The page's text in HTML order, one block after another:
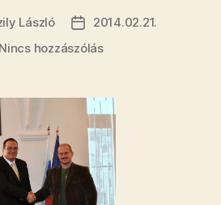
László
Bejegyzés
dátuma
2014.02.21.
Nincs hozzászólása(z)
szélsőségessel
pózolt
a
magyar
nagykövet
bejegyzéshez